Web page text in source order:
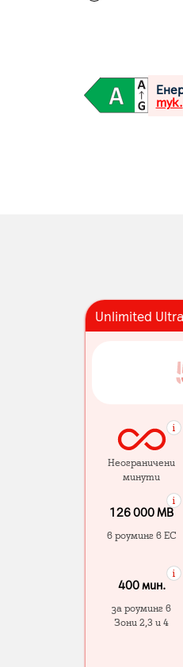
тук.
Unlimited Ultra
Неограничени
минути
126 000 MB
в роуминг в ЕС
400 мин.
за роуминг в
Зони 2,3 и 4